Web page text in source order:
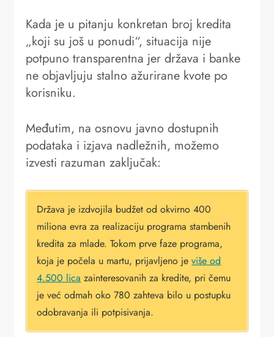
Kada je u pitanju konkretan broj kredita
„koji su još u ponudi“, situacija nije
potpuno transparentna jer država i banke
ne objavljuju stalno ažurirane kvote po
korisniku.
Međutim, na osnovu javno dostupnih
podataka i izjava nadležnih, možemo
izvesti razuman zaključak:
Država je izdvojila budžet od okvirno 400
miliona evra za realizaciju programa stambenih
kredita za mlade. Tokom prve faze programa,
koja je počela u martu, prijavljeno jeviše od
4.500 lica zainteresovanih za kredite, pri čemu
je već odmah oko 780 zahteva bilo u postupku
odobravanja ili potpisivanja.